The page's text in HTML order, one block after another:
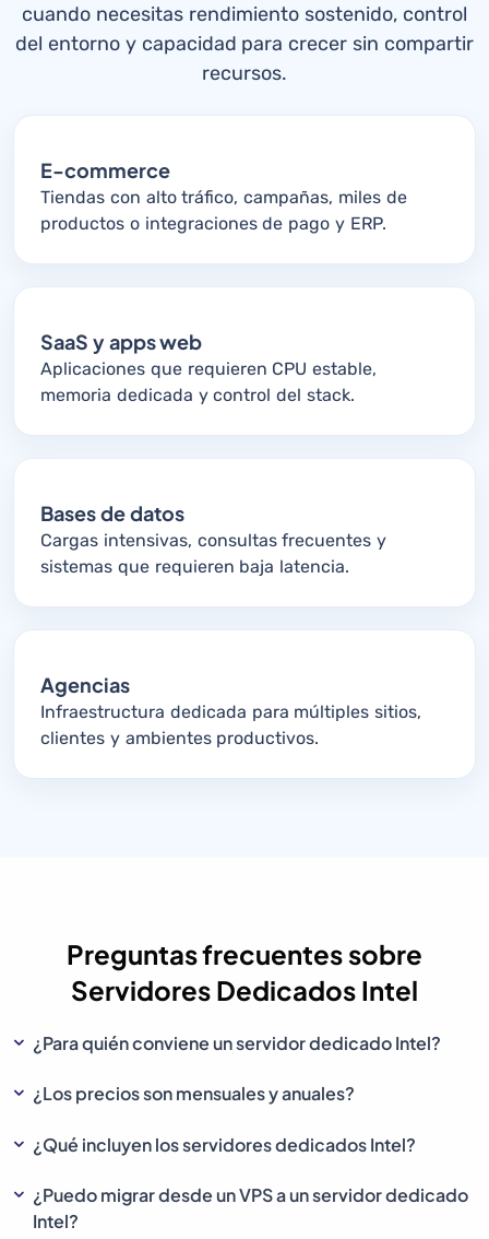
cuando necesitas rendimiento sostenido, control
del entorno y capacidad para crecer sin compartir
recursos.
E-commerce
Tiendas con alto tráfico, campañas, miles de
productos o integraciones de pago y ERP.
SaaS y apps web
Aplicaciones que requieren CPU estable,
memoria dedicada y control del stack.
Bases de datos
Cargas intensivas, consultas frecuentes y
sistemas que requieren baja latencia.
Agencias
Infraestructura dedicada para múltiples sitios,
clientes y ambientes productivos.
Preguntas frecuentes sobre
Servidores Dedicados Intel
¿Para quién conviene un servidor dedicado Intel?
¿Los precios son mensuales y anuales?
¿Qué incluyen los servidores dedicados Intel?
¿Puedo migrar desde un VPS a un servidor dedicado
Intel?